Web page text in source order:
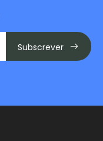
Subscrever